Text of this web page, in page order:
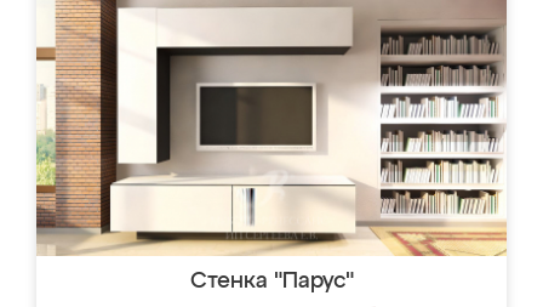
Стенка "Парус"